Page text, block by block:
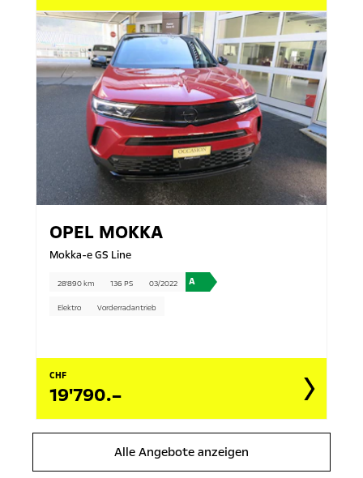
OPEL MOKKA
Mokka-e GS Line
28'890 km 136 PS 03/2022 A
Elektro Vorderradantrieb
CHF
19'790.–
Alle Angebote anzeigen